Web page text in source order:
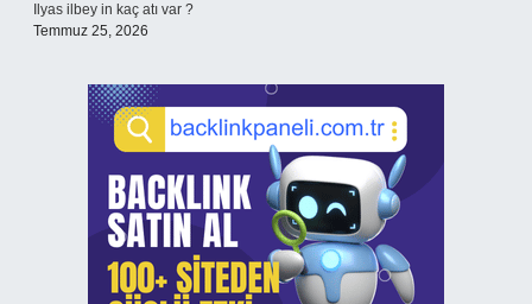
Ilyas ilbey in kaç atı var ?
Temmuz 25, 2026